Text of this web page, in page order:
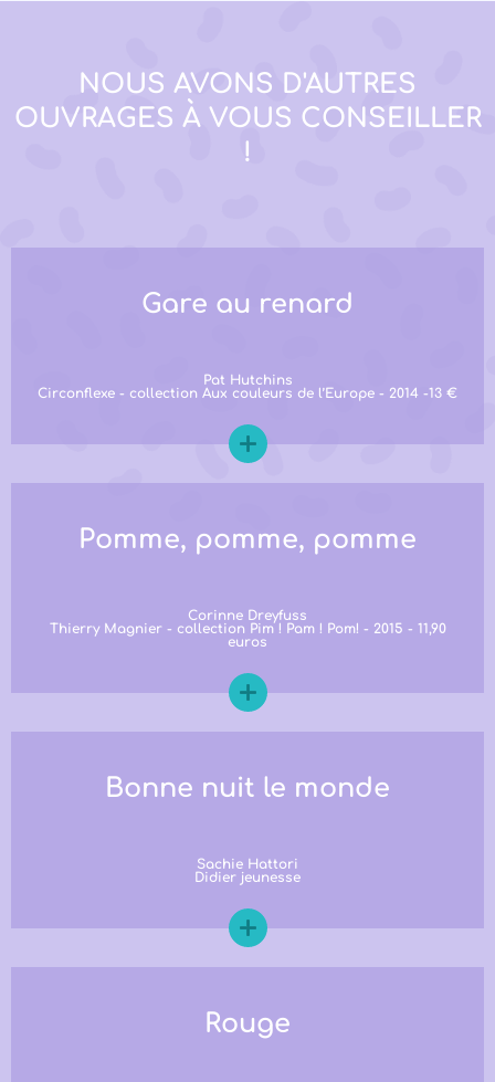
NOUS AVONS D'AUTRES
OUVRAGES À VOUS CONSEILLER
!
Gare au renard
Pat Hutchins
Circonflexe - collection Aux couleurs de l’Europe - 2014 -13 €
Pomme, pomme, pomme
Corinne Dreyfuss
Thierry Magnier - collection Pim ! Pam ! Pom! - 2015 - 11,90
euros
Bonne nuit le monde
Sachie Hattori
Didier jeunesse
Rouge